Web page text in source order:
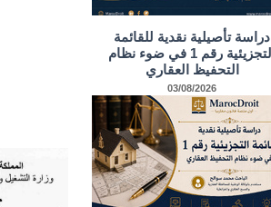
دراسة تأصيلية نقدية للقائمة
التجزيئية رقم 1 في ضوء نظام
التحفيظ العقاري
03/08/2026